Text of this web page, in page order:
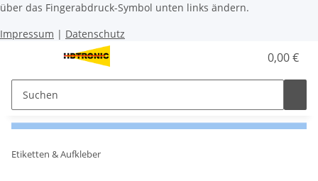
über das Fingerabdruck-Symbol unten links ändern.
Impressum | Datenschutz
0,00 €
Etiketten & Aufkleber